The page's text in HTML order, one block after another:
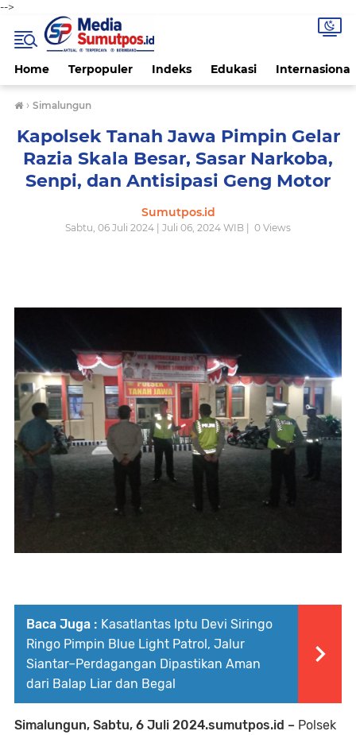
-->
Home Terpopuler Indeks Edukasi Internasional
› Simalungun
Kapolsek Tanah Jawa Pimpin Gelar
Razia Skala Besar, Sasar Narkoba,
Senpi, dan Antisipasi Geng Motor
Sumutpos.id
Sabtu, 06 Juli 2024 | Juli 06, 2024 WIB | 0 Views
Baca Juga : Kasatlantas Iptu Devi Siringo
Ringo Pimpin Blue Light Patrol, Jalur
Siantar–Perdagangan Dipastikan Aman
dari Balap Liar dan Begal
Simalungun, Sabtu, 6 Juli 2024.sumutpos.id – Polsek